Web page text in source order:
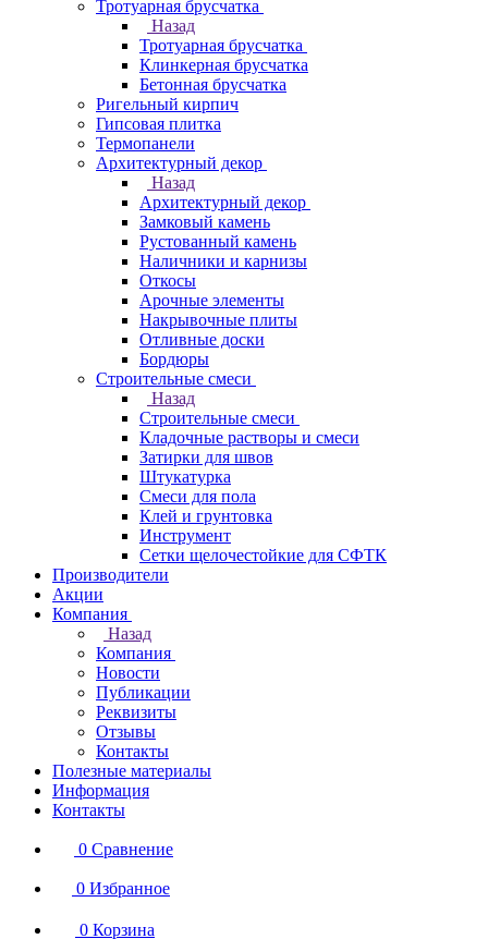
Тротуарная брусчатка
Назад
Тротуарная брусчатка
Клинкерная брусчатка
Бетонная брусчатка
Ригельный кирпич
Гипсовая плитка
Термопанели
Архитектурный декор
Назад
Архитектурный декор
Замковый камень
Рустованный камень
Наличники и карнизы
Откосы
Арочные элементы
Накрывочные плиты
Отливные доски
Бордюры
Строительные смеси
Назад
Строительные смеси
Кладочные растворы и смеси
Затирки для швов
Штукатурка
Смеси для пола
Клей и грунтовка
Инструмент
Сетки щелочестойкие для СФТК
Производители
Акции
Компания
Назад
Компания
Новости
Публикации
Реквизиты
Отзывы
Контакты
Полезные материалы
Информация
Контакты
0 Сравнение
0 Избранное
0 Корзина